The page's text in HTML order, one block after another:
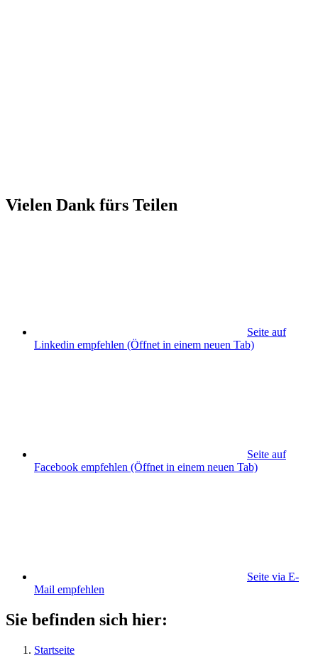
Vielen Dank fürs Teilen
Seite auf
Linkedin empfehlen (Öffnet in einem neuen Tab)
Seite auf
Facebook empfehlen (Öffnet in einem neuen Tab)
Seite via E-
Mail empfehlen
Sie befinden sich hier:
Startseite